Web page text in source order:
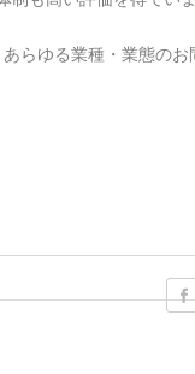
らゆる業種・業態のお